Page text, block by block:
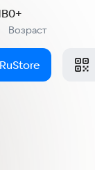
Возраст
0+